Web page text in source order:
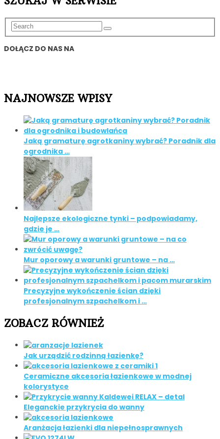
DOŁĄCZ DO NAS NA
NAJNOWSZE WPISY
Jaką gramaturę agrotkaniny wybrać? Poradnik dla
ogrodnika …
Najlepsze ekologiczne tynki – podpowiadamy,
gdzie je …
Mur oporowy a warunki gruntowe – na …
Precyzyjne wykończenie ścian dzięki
profesjonalnym szpachelkom i …
ZOBACZ RÓWNIEŻ
Jak urządzić rodzinną łazienkę?
Ceramiczne akcesoria łazienkowe w modnej
kolorystyce
Eleganckie przykrycia do wanny
Aranżacja łazienki dla niepełnosprawnych